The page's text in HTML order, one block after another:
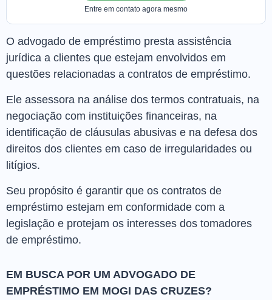
Entre em contato agora mesmo
O advogado de empréstimo presta assistência
jurídica a clientes que estejam envolvidos em
questões relacionadas a contratos de empréstimo.
Ele assessora na análise dos termos contratuais, na
negociação com instituições financeiras, na
identificação de cláusulas abusivas e na defesa dos
direitos dos clientes em caso de irregularidades ou
litígios.
Seu propósito é garantir que os contratos de
empréstimo estejam em conformidade com a
legislação e protejam os interesses dos tomadores
de empréstimo.
EM BUSCA POR UM ADVOGADO DE
EMPRÉSTIMO EM MOGI DAS CRUZES?